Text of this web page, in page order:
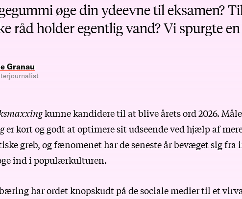
øge din ydeevne til eksamen?
råd holder egentlig vand? Vi spurgte
Granau
kunne kandidere til at blive årets ord 2026.
er kort og godt at optimere sit udseende ved hjælp af
greb, og fænomenet har de seneste år bevæget sig fra
ind i populærkulturen.
har ordet knopskudt på de sociale medier til et